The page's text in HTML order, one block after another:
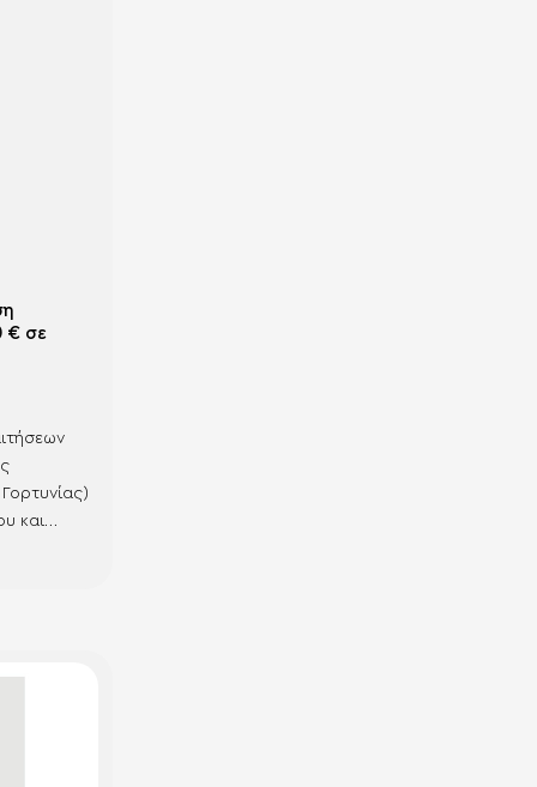
€ σε
και